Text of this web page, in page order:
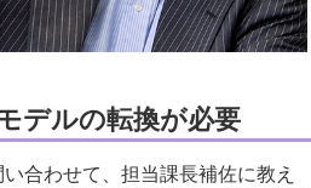
デルの転換が必要
合わせて、担当課長補佐に教え